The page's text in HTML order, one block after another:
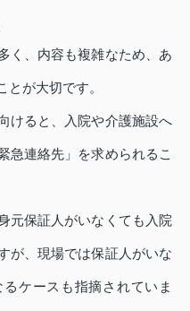
く、内容も複雑なため、あ
が大切です。
けると、入院や介護施設へ
急連絡先」を求められるこ
元保証人がいなくても入院
が、現場では保証人がいな
ケースも指摘されていま